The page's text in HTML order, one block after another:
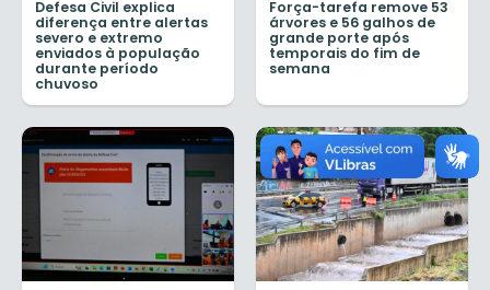
Defesa Civil explica
diferença entre alertas
severo e extremo
enviados à população
durante período
chuvoso
Força-tarefa remove 53
árvores e 56 galhos de
grande porte após
temporais do fim de
semana